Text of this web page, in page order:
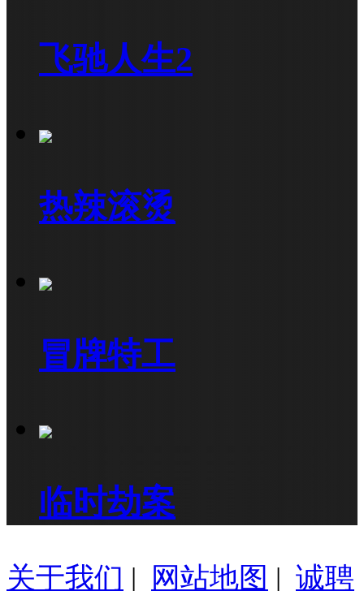
飞驰人生2
热辣滚烫
冒牌特工
临时劫案
关于我们 | 网站地图 | 诚聘